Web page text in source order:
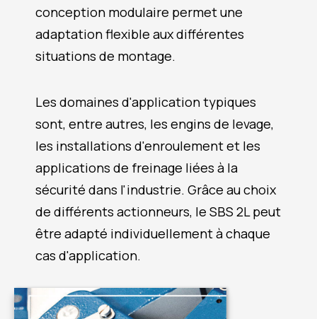
conception modulaire permet une
adaptation flexible aux différentes
situations de montage.
Les domaines d'application typiques
sont, entre autres, les engins de levage,
les installations d'enroulement et les
applications de freinage liées à la
sécurité dans l'industrie. Grâce au choix
de différents actionneurs, le SBS 2L peut
être adapté individuellement à chaque
cas d'application.